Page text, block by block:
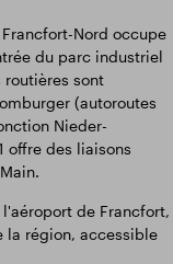
Nord occupe
du parc industriel
routières sont
(autoroutes
Nieder-
offre des liaisons
de Francfort,
la région, accessible